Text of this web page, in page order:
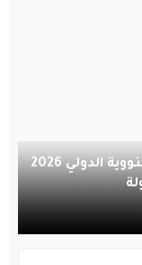
المملكة تستضيف أولمبياد العلوم النووية الدولي 2026